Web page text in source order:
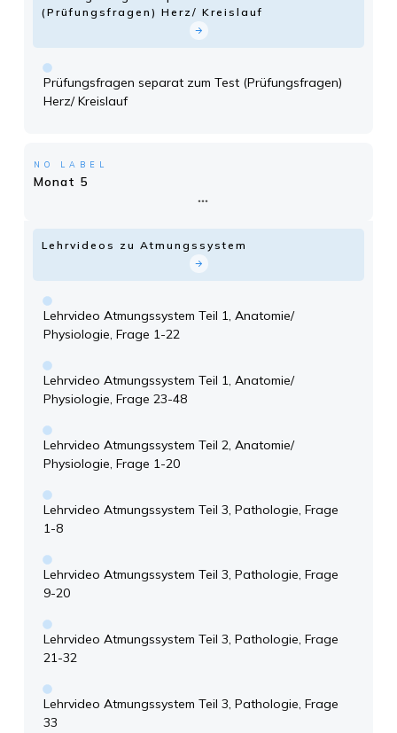
(Prüfungsfragen) Herz/ Kreislauf
Prüfungsfragen separat zum Test (Prüfungsfragen)
Herz/ Kreislauf
NO LABEL
Monat 5
Lehrvideos zu Atmungssystem
Lehrvideo Atmungssystem Teil 1, Anatomie/
Physiologie, Frage 1-22
Lehrvideo Atmungssystem Teil 1, Anatomie/
Physiologie, Frage 23-48
Lehrvideo Atmungssystem Teil 2, Anatomie/
Physiologie, Frage 1-20
Lehrvideo Atmungssystem Teil 3, Pathologie, Frage
1-8
Lehrvideo Atmungssystem Teil 3, Pathologie, Frage
9-20
Lehrvideo Atmungssystem Teil 3, Pathologie, Frage
21-32
Lehrvideo Atmungssystem Teil 3, Pathologie, Frage
33